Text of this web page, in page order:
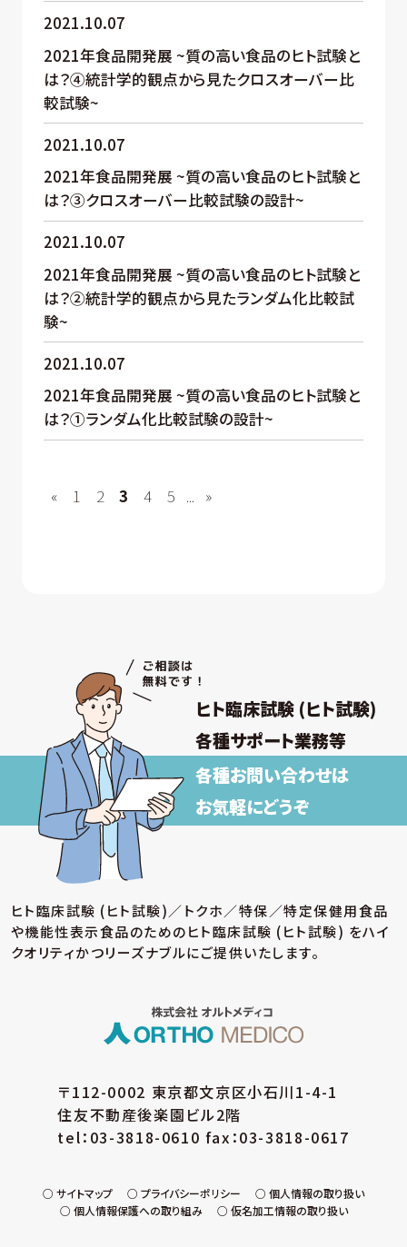
2021.10.07
2021年食品開発展 ~質の高い食品のヒト試験と
は？④統計学的観点から見たクロスオーバー比
較試験~
2021.10.07
2021年食品開発展 ~質の高い食品のヒト試験と
は？③クロスオーバー比較試験の設計~
2021.10.07
2021年食品開発展 ~質の高い食品のヒト試験と
は？②統計学的観点から見たランダム化比較試
験~
2021.10.07
2021年食品開発展 ~質の高い食品のヒト試験と
は？①ランダム化比較試験の設計~
« 1 2 3 4 5 ... »
ヒト臨床試験 (ヒト試験)
各種サポート業務等
各種お問い合わせは
お気軽にどうぞ
ヒト臨床試験 (ヒト試験)／トクホ／特保／特定保健用食品
や機能性表示食品のためのヒト臨床試験 (ヒト試験) をハイ
クオリティかつリーズナブルにご提供いたします。
〒112-0002 東京都文京区小石川1-4-1
住友不動産後楽園ビル2階
tel：03-3818-0610 fax：03-3818-0617
サイトマップ プライバシーポリシー
個人情報の取り扱い
個人情報保護への取り組み
仮名加工情報の取り扱い